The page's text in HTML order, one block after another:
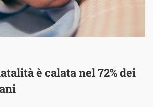
è calata nel 72% dei